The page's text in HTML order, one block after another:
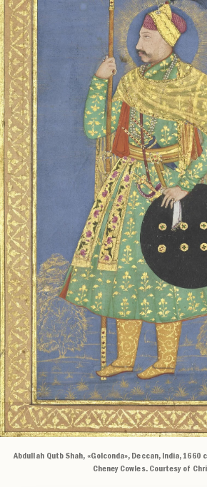
Abdullah Qutb Shah, «Golconda», Deccan, India,
Cheney Cowles. Courtesy of